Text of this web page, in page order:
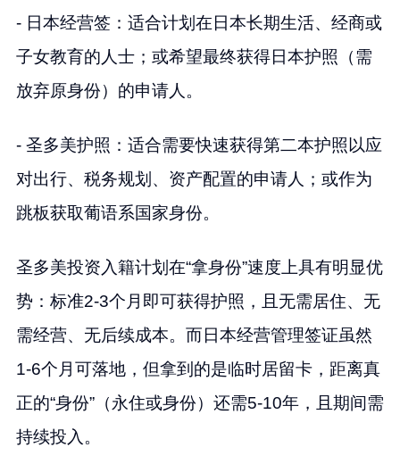
- 日本经营签：适合计划在日本长期生活、经商或
子女教育的人士；或希望最终获得日本护照（需
放弃原身份）的申请人。
- 圣多美护照：适合需要快速获得第二本护照以应
对出行、税务规划、资产配置的申请人；或作为
跳板获取葡语系国家身份。
圣多美投资入籍计划在“拿身份”速度上具有明显优
势：标准2-3个月即可获得护照，且无需居住、无
需经营、无后续成本。而日本经营管理签证虽然
1-6个月可落地，但拿到的是临时居留卡，距离真
正的“身份”（永住或身份）还需5-10年，且期间需
持续投入。